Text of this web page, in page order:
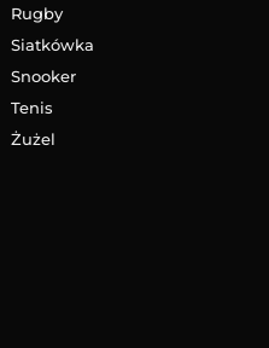
Rugby
Siatkówka
Snooker
Tenis
Żużel